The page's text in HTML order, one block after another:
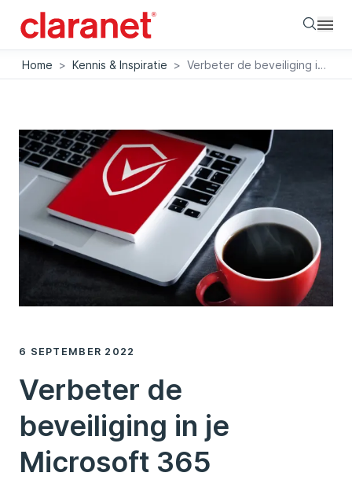
Home > Kennis & Inspiratie > Verbeter de beveiliging in je Microsoft 365 omgeving
6 SEPTEMBER 2022
Verbeter de
beveiliging in je
Microsoft 365